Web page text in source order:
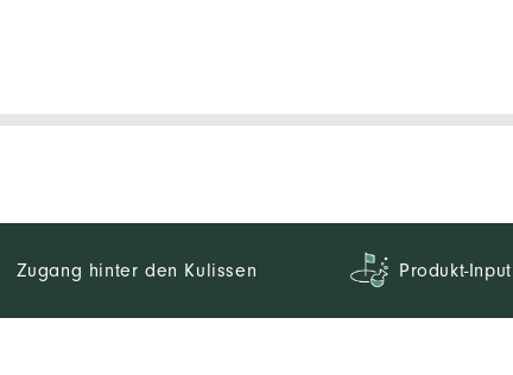
Zugang hinter den Kulissen Produkt-Input